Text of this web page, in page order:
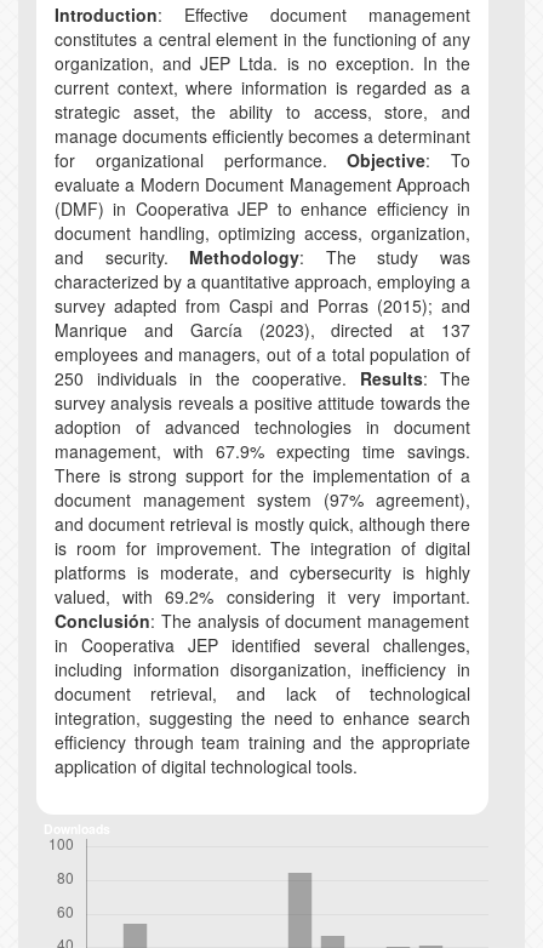
Introduction: Effective document management
constitutes a central element in the functioning of any
organization, and JEP Ltda. is no exception. In the
current context, where information is regarded as a
strategic asset, the ability to access, store, and
manage documents efficiently becomes a determinant
for organizational performance.Objective: To
evaluate a Modern Document Management Approach
(DMF) in Cooperativa JEP to enhance efficiency in
document handling, optimizing access, organization,
and security. Methodology: The study was
characterized by a quantitative approach, employing a
survey adapted from Caspi and Porras (2015); and
Manrique and García (2023), directed at 137
employees and managers, out of a total population of
250 individuals in the cooperative. Results: The
survey analysis reveals a positive attitude towards the
adoption of advanced technologies in document
management, with 67.9% expecting time savings.
There is strong support for the implementation of a
document management system (97% agreement),
and document retrieval is mostly quick, although there
is room for improvement. The integration of digital
platforms is moderate, and cybersecurity is highly
valued, with 69.2% considering it very important.
Conclusión: The analysis of document management
in Cooperativa JEP identified several challenges,
including information disorganization, inefficiency in
document retrieval, and lack of technological
integration, suggesting the need to enhance search
efficiency through team training and the appropriate
application of digital technological tools.